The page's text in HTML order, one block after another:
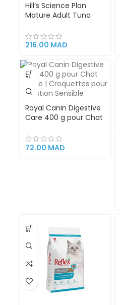
Hill’s Science Plan
Mature Adult Tuna
Complète au Thon
pour Chats Seniors
Santé des Organes
Vitaux Hills
216.00 MAD
Royal Canin Digestive
Care 400 g pour Chat
pour Digestion
Sensible
72.00 MAD